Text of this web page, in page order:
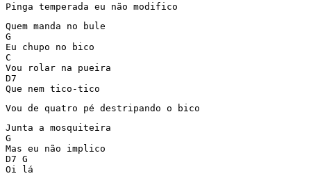
Pinga temperada eu não modifico
Quem manda no bule
G
Eu chupo no bico
C
Vou rolar na pueira
D7
Que nem tico-tico
Vou de quatro pé destripando o bico
Junta a mosquiteira
G
Mas eu não implico
D7 G
Oi lá